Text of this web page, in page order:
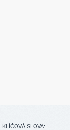
KLÍČOVÁ SLOVA: